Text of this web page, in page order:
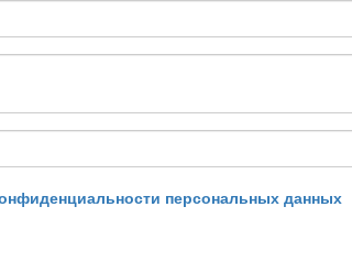
персональных данных